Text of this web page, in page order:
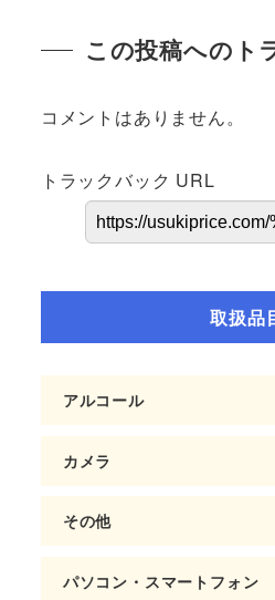
この投稿へのト
コメントはありません。
トラックバック URL
取扱品
アルコール
カメラ
その他
パソコン・スマートフォン